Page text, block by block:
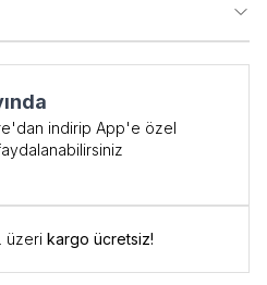
indirip App'e özel
üzeri kargo ücretsiz!